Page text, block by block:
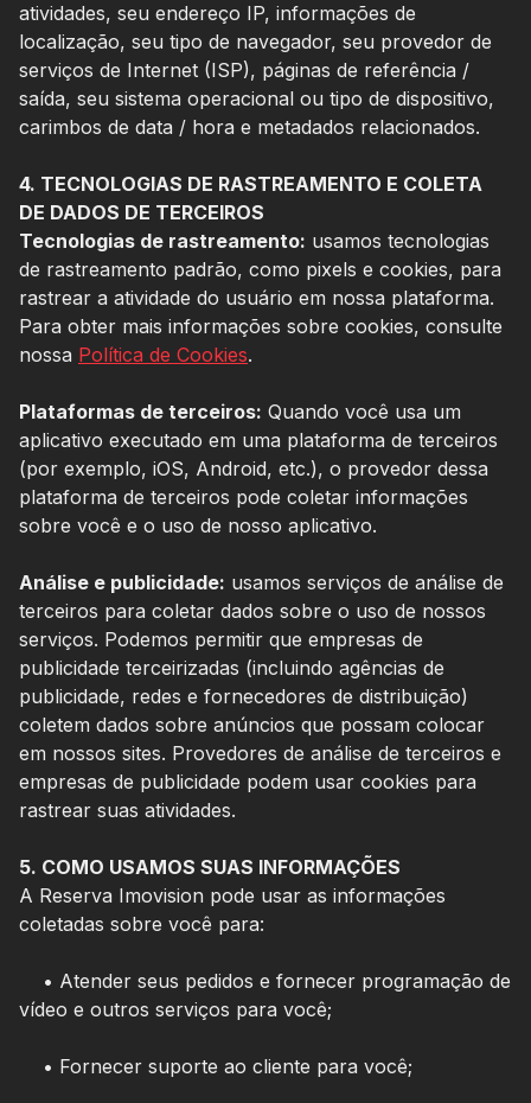
atividades, seu endereço IP, informações de
localização, seu tipo de navegador, seu provedor de
serviços de Internet (ISP), páginas de referência /
saída, seu sistema operacional ou tipo de dispositivo,
carimbos de data / hora e metadados relacionados.
4. TECNOLOGIAS DE RASTREAMENTO E COLETA
DE DADOS DE TERCEIROS
Tecnologias de rastreamento: usamos tecnologias
de rastreamento padrão, como pixels e cookies, para
rastrear a atividade do usuário em nossa plataforma.
Para obter mais informações sobre cookies, consulte
nossa Política de Cookies.
Plataformas de terceiros: Quando você usa um
aplicativo executado em uma plataforma de terceiros
(por exemplo, iOS, Android, etc.), o provedor dessa
plataforma de terceiros pode coletar informações
sobre você e o uso de nosso aplicativo.
Análise e publicidade: usamos serviços de análise de
terceiros para coletar dados sobre o uso de nossos
serviços. Podemos permitir que empresas de
publicidade terceirizadas (incluindo agências de
publicidade, redes e fornecedores de distribuição)
coletem dados sobre anúncios que possam colocar
em nossos sites. Provedores de análise de terceiros e
empresas de publicidade podem usar cookies para
rastrear suas atividades.
5. COMO USAMOS SUAS INFORMAÇÕES
A Reserva Imovision pode usar as informações
coletadas sobre você para:
• Atender seus pedidos e fornecer programação de
vídeo e outros serviços para você;
• Fornecer suporte ao cliente para você;